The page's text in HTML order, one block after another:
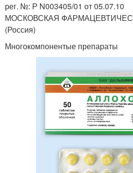
рег. №: Р N003405/01 от 05.07.10
МОСКОВСКАЯ
(Россия)
Многокомпонентые препараты